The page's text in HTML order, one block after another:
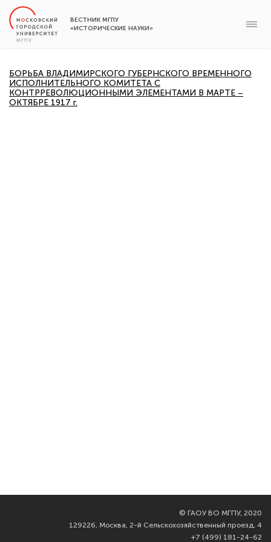
ВЕСТНИК МГПУ
«ИСТОРИЧЕСКИЕ НАУКИ»
БОРЬБА ВЛАДИМИРСКОГО ГУБЕРНСКОГО ВРЕМЕННОГО
ИСПОЛНИТЕЛЬНОГО КОМИТЕТА С
КОНТРРЕВОЛЮЦИОННЫМИ ЭЛЕМЕНТАМИ В МАРТЕ –
ОКТЯБРЕ 1917 г.
© ГАОУ ВО МГПУ, 2020
129226, Москва, 2-й Сельскохозяйственный проезд, 4
+7 (499) 181-24-62